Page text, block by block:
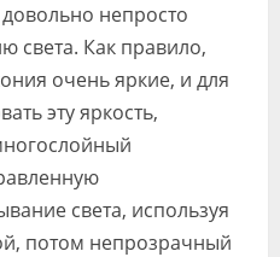
непросто
света. Как правило,
очень яркие, и для
эту яркость,
света, используя
потом непрозрачный